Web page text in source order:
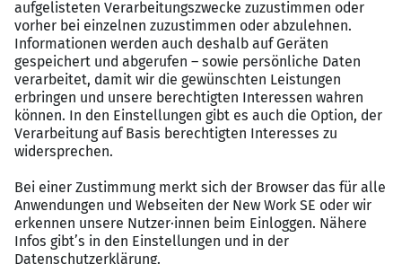
Englischkenntnisse.
Persönliche Eigenschaften:Du bist ein
Teamplayer mit einem sicheren Auftreten und
einer ausgeprägten Kommunikationsstärke.
Das kannst Du erwarten
Karrierechancen:
Spannende Möglichkeiten zur
Weiterentwicklung innerhalb des globalen
Netzwerks der Safety Business Unit sowie der
HOERBIGER Gruppe.